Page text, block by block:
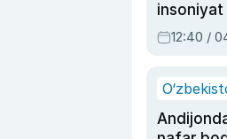
insoniyat
intellektni
olmay
12:40 /